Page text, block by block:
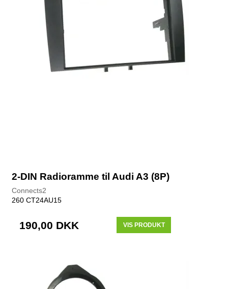
2-DIN Radioramme til Audi A3 (8P)
Connects2
260 CT24AU15
190,00 DKK VIS PRODUKT